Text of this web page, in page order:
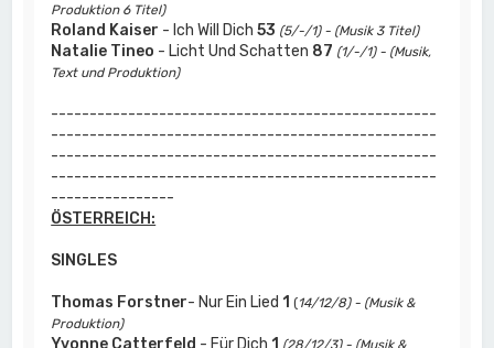
Produktion 6 Titel)
Roland Kaiser - Ich Will Dich53 (5/-/1) - (Musik 3 Titel)
Natalie Tineo - Licht Und Schatten 87 (1/-/1) - (Musik,
Text und Produktion)
--------------------------------------------------
--------------------------------------------------
--------------------------------------------------
--------------------------------------------------
----------------
ÖSTERREICH:
SINGLES
Thomas Forstner- Nur Ein Lied 1 (14/12/8) - (Musik &
Produktion)